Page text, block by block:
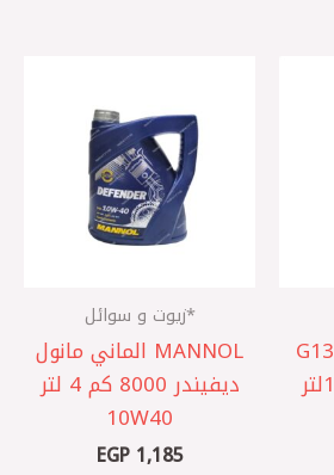
MANNOL الماني ‎G13
مياه تبريد خضراء 1لتر
*زيوت و سوائل
MANNOL الماني مانول
ديفيندر 8000 كم 4 لتر
10W40
EGP1,185